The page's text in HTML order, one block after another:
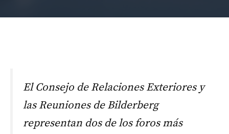
El Consejo de Relaciones Exteriores y
las Reuniones de Bilderberg
representan dos de los foros más